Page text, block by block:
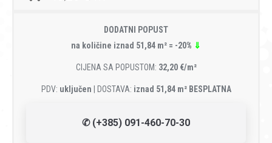
DODATNI POPUST
na količine iznad 51,84 m² = -20% ⇓
CIJENA SA POPUSTOM: 32,20 €/m²
PDV: uključen | DOSTAVA: iznad 51,84 m² BESPLATNA
✆ (+385) 091-460-70-30